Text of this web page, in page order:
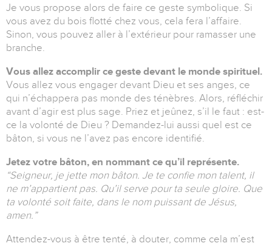
Je vous propose alors de faire ce geste symbolique. Si
vous avez du bois flotté chez vous, cela fera l’affaire.
Sinon, vous pouvez aller à l’extérieur pour ramasser une
branche.
Vous allez accomplir ce geste devant le monde spirituel.
Vous allez vous engager devant Dieu et ses anges, ce
qui n’échappera pas monde des ténèbres. Alors, réfléchir
avant d’agir est plus sage. Priez et jeûnez, s’il le faut : est-
ce la volonté de Dieu ? Demandez-lui aussi quel est ce
bâton, si vous ne l’avez pas encore identifié.
Jetez votre bâton, en nommant ce qu’il représente.
“Seigneur, je jette mon bâton. Je te confie mon talent, il
ne m’appartient pas. Qu’il serve pour ta seule gloire. Que
ta volonté soit faite, dans le nom puissant de Jésus,
amen.”
Attendez-vous à être tenté, à douter, comme cela m’est